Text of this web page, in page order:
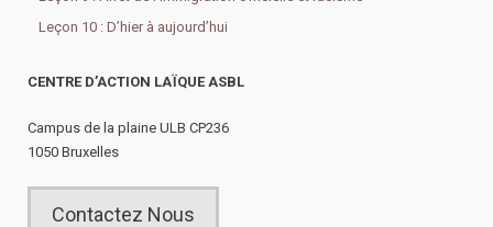
Leçon 10 : D’hier à aujourd’hui
CENTRE D’ACTION LAÏQUE ASBL
Campus de la plaine ULB CP236
1050 Bruxelles
Contactez Nous